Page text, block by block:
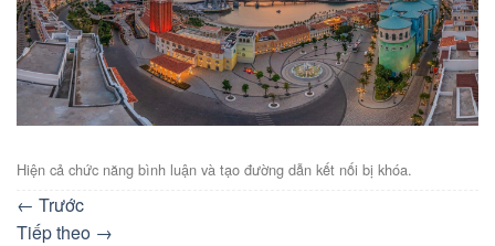
Hiện cả chức năng bình luận và tạo đường dẫn kết nối bị khóa.
← Trước
Tiếp theo →